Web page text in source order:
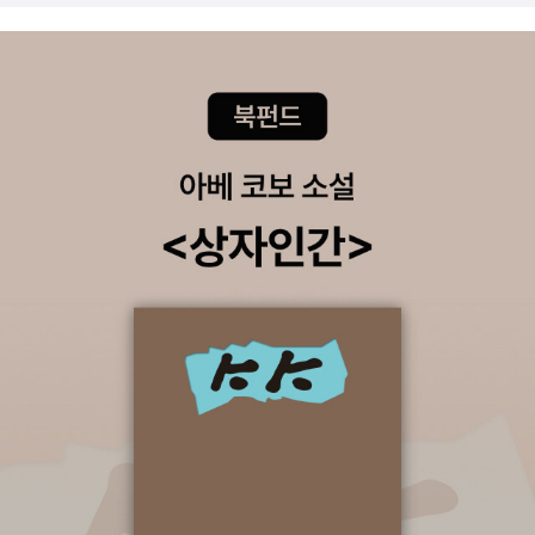
성 및 판매 예측,광고 및 홍보안 제작,인적자원 관리, 운영 및 물류 관
리,재무 및 회계 등에서 생성형 AI 활용 방법을 소개한다.경력 사원 추
로 활용하는 방법을 실습해 본다.생성형 AI 관련 주요 이슈 및 챗GP
T 개인정보 침해에 대한국가별 대응 등 윤리 문제에 대해 생각해 본
다.생성형 AI는 데이터를 신속 정확하게 활용할 수 있도록 한다.인간
쓰지 않을 수는 없다.생성형 AI 는 인간을 해치는데 악용할 수도 있지
만,인간의 능력을 향상시켜, 인간의 행복을 증진시킬 수 있다.'생성형
AI 프롬프트 디자인'은 업무 생산성 향상 및 비즈니스에생성형 AI가
프롬프트 디자인>은 그 문턱을 낮추고, AI와 함께 일하는 미래를 현
술은 끊임없이 진화하고 있다. 이 책을 통해 진화하는 AI기술을 자신
의 것으로 만들어 새로운 가능성을 여는 기회로 삼길 바란다. 출판사
로부터 도서를 지원받아 작성한 리뷰입니다. #프롬프트디자인 #프